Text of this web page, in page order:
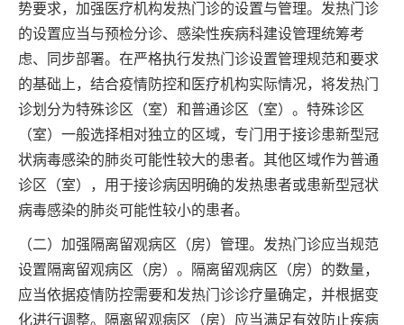
势要求，加强医疗机构发热门诊的设置与管理。发热门诊
的设置应当与预检分诊、感染性疾病科建设管理统筹考
虑、同步部署。在严格执行发热门诊设置管理规范和要求
的基础上，结合疫情防控和医疗机构实际情况，将发热门
诊划分为特殊诊区（室）和普通诊区（室）。特殊诊区
（室）一般选择相对独立的区域，专门用于接诊患新型冠
状病毒感染的肺炎可能性较大的患者。其他区域作为普通
诊区（室），用于接诊病因明确的发热患者或患新型冠状
病毒感染的肺炎可能性较小的患者。
（二）加强隔离留观病区（房）管理。发热门诊应当规范
设置隔离留观病区（房）。隔离留观病区（房）的数量，
应当依据疫情防控需要和发热门诊诊疗量确定，并根据变
化进行调整。隔离留观病区（房）应当满足有效防止疾病